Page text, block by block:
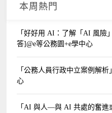
本周熱門
「好好用 AI：了解「AI 風險
答]@e等公務園+e學中心
「公務人員行政中立案例解
心
「AI 與人—與 AI 共處的奮進